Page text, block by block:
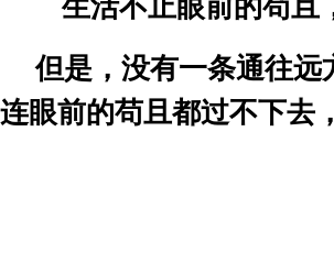
生活不止眼前的苟且
但是，没有一条通往
连眼前的苟且都过不下去